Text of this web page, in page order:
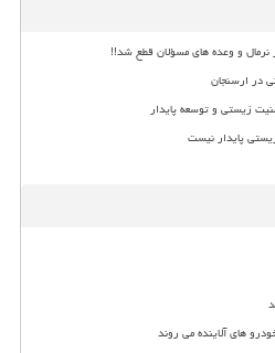
نرمال و وعده های مسؤلان قطع شد!!
در ارسنجان
زیستی و توسعه پایدار
پایدار نیست
های آلاینده می روند